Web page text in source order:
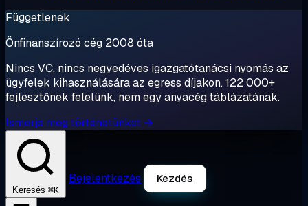
Függetlenek
Önfinanszírozó cég 2008 óta
Nincs VC, nincs negyedéves igazgatótanácsi nyomás az
ügyfelek kihasználására az egress díjakon. 122 000+
fejlesztőnek felelünk, nem egy anyacég táblázatának.
Ismerje meg történetünket →
Keresés ⌘K
Bejelentkezés Kezdés